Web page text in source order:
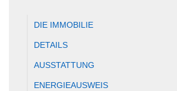
DIE IMMOBILIE
DETAILS
AUSSTATTUNG
ENERGIEAUSWEIS